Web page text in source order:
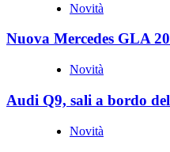
Novità
Nuova Mercedes GLA
Novità
Audi Q9, sali a bordo
Novità